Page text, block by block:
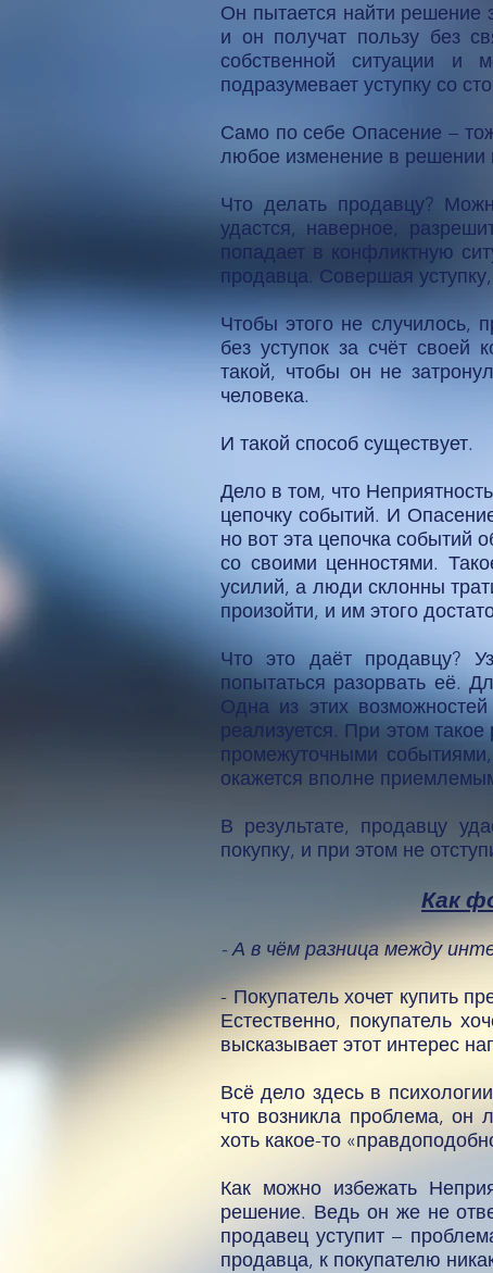
Он пытается найти решение
и он получат пользу без
собственной ситуации и
подразумевает уступку со
Само по себе Опасение –
любое изменение в решении
Что делать продавцу?
удастся, наверное,
попадает в конфликтную
продавца. Совершая
Чтобы этого не случилось,
без уступок за счёт своей
такой, чтобы он не
человека.
И такой способ существует.
Дело в том, что
цепочку событий. И
но вот эта цепочка событий
со своими ценностями.
усилий, а люди склонны
произойти, и им этого
Что это даёт продавцу?
попытаться разорвать её.
Одна из этих
реализуется. При этом
промежуточными
окажется вполне
В результате, продавцу
покупку, и при этом не
Как
- А в чём разница между
- Покупатель хочет купить
Естественно, покупатель
высказывает этот интерес
Всё дело здесь в
что возникла проблема, он
хоть какое-то
Как можно избежать
решение. Ведь он же не
продавец уступит –
продавца, к покупателю